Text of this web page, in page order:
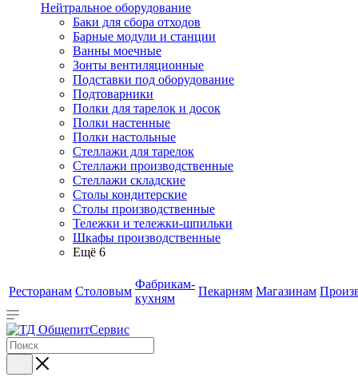
Нейтральное оборудование
Баки для сбора отходов
Барные модули и станции
Ванны моечные
Зонты вентиляционные
Подставки под оборудование
Подтоварники
Полки для тарелок и досок
Полки настенные
Полки настольные
Стеллажи для тарелок
Стеллажи производственные
Стеллажи складские
Столы кондитерские
Столы производственные
Тележки и тележки-шпильки
Шкафы производственные
Ещё 6
Ресторанам Столовым
Фабрикам-
кухням
Пекарням Магазинам